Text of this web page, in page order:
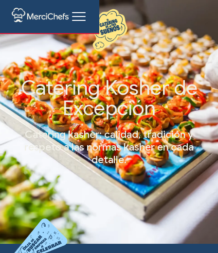
Catering Kosher de
Excepción
Catering kasher: calidad, tradición y
respeto a las normas kasher en cada
detalle.